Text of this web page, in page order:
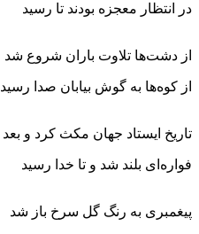
در انتظار معجزه بودند تا رسید
از دشت‌ها تلاوت باران شروع شد
از کوه‌ها به گوش بیابان صدا رسید
تاریخ ایستاد جهان مکث کرد و بعد
فواره‌ای بلند شد و تا خدا رسید
پیغمبری به رنگ گل سرخ باز شد